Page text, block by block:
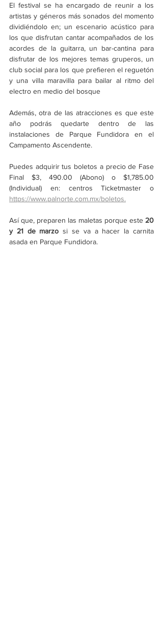
El festival se ha encargado de reunir a los
artistas y géneros más sonados del momento
dividiéndolo en; un escenario acústico para
los que disfrutan cantar acompañados de los
acordes de la guitarra, un bar-cantina para
disfrutar de los mejores temas gruperos, un
club social para los que prefieren el reguetón
y una villa maravilla para bailar al ritmo del
electro en medio del bosque
Además, otra de las atracciones es que este
año podrás quedarte dentro de las
instalaciones de Parque Fundidora en el
Campamento Ascendente.
Puedes adquirir tus boletos a precio de Fase
Final $3, 490.00 (Abono) o $1,785.00
https://www.palnorte.com.mx/boletos.
Así que, preparen las maletas porque este 20
y 21 de marzo si se va a hacer la carnita
asada en Parque Fundidora.